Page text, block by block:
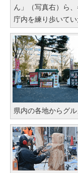
ん」（写真右）ら
庁内を練り歩いてい
県内の各地からグ